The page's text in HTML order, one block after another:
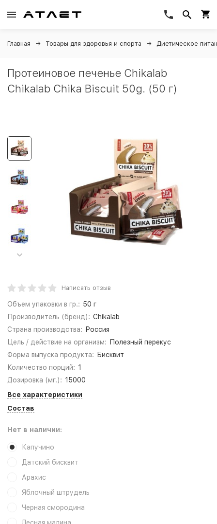
Главная Товары для здоровья и спорта Диетическое
Протеиновое печенье Chikalab
Chikalab Chika Biscuit 50g. (50 г)
Написать отзыв
Объем упаковки в гр.: 50 г
Производитель (бренд): Chikalab
Страна производства:
Россия
Цель / действие на организм:
Полезный перекус
Форма выпуска продукта:
Бисквит
Количество порций: 1
Дозировка (мг.): 15000
Все характеристики
Состав
Нет в наличии:
Капучино
Датский бисквит
Арахис
Яблочный штрудель
Черная смородина